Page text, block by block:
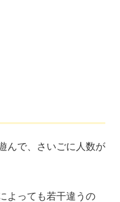
んで、さいごに人数が
よっても若干違うの